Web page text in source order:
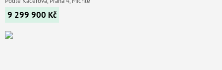
9 299 900 Kč